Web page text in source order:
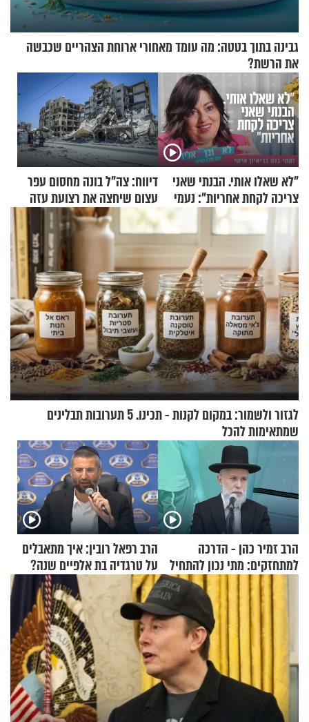
גבינה בתוך בטטה: מה עומד מאחורי ארוחת הצהריים שכבשה
את הרשת?
"לא שאלו אותי. הבנתי שאני
צריכה לקחת אחריות": נעמי
בנט בריאיון אישי
דיווח: צה"ל בונה מחסום עפר
עצום שיחצה את רצועת עזה
לשניים
לגזור ולשמור: במקום לקנות - תכינו. 5 תערובות תבלינים
שמתאימות להכל
הרב זמיר כהן - הדרכה
למתחזקים: מתי נכון להתחיל
עם לבישת הציצית?
הרב רפאל רובין: איך מתאבלים
על טרגדיה בת אלפיים שנה?